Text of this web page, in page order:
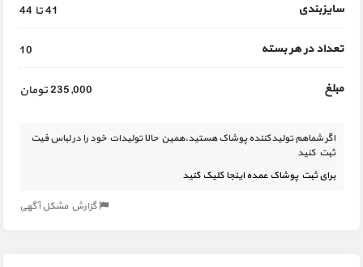
سایزبندی 41 تا 44
تعداد در هر بسته 10
مبلغ 235,000 تومان
اگر شماهم تولیدکننده پوشاک هستید،همین حالا تولیدات خود را در لباس فیت
ثبت کنید
برای ثبت پوشاک عمده اینجا کلیک کنید
گزارش مشکل آگهی